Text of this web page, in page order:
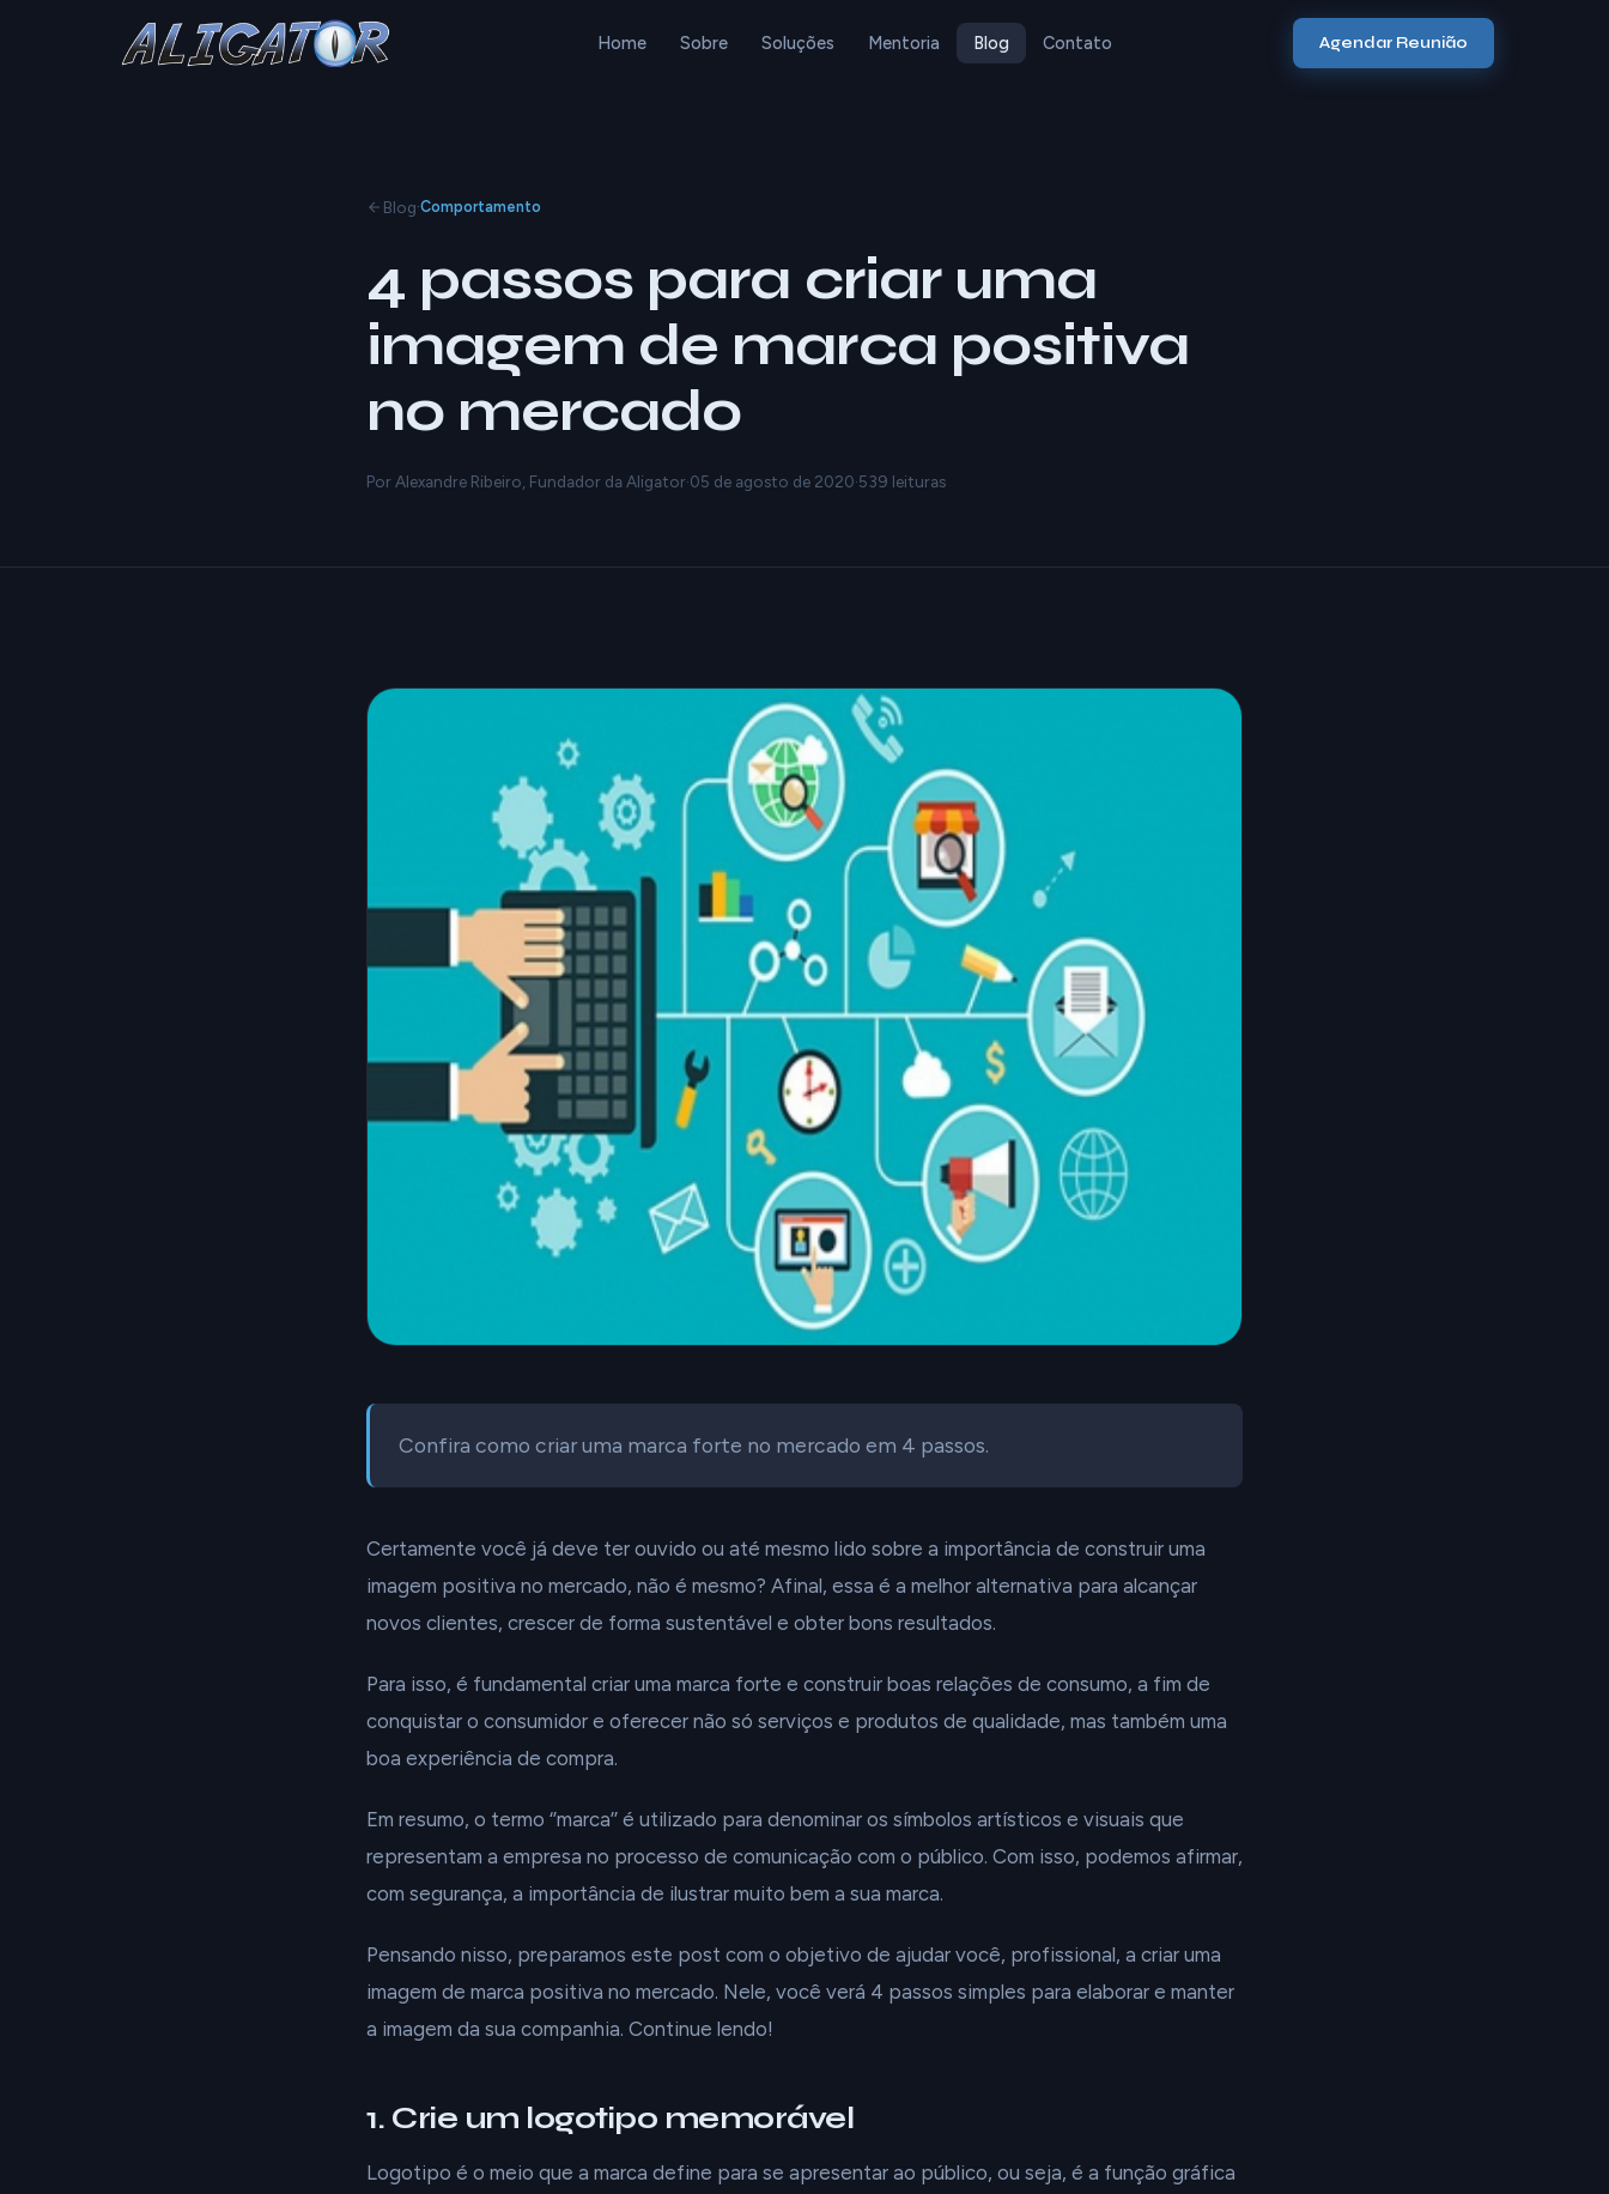
Home Sobre Soluções Mentoria Blog Contato Agendar Reunião
Blog·Comportamento
4 passos para criar uma
imagem de marca positiva
no mercado
Por Alexandre Ribeiro, Fundador da Aligator·05 de agosto de 2020·539 leituras
Confira como criar uma marca forte no mercado em 4 passos.
Certamente você já deve ter ouvido ou até mesmo lido sobre a importância de construir uma
imagem positiva no mercado, não é mesmo? Afinal, essa é a melhor alternativa para alcançar
novos clientes, crescer de forma sustentável e obter bons resultados.
Para isso, é fundamental criar uma marca forte e construir boas relações de consumo, a fim de
conquistar o consumidor e oferecer não só serviços e produtos de qualidade, mas também uma
boa experiência de compra.
Em resumo, o termo ‘’marca’’ é utilizado para denominar os símbolos artísticos e visuais que
representam a empresa no processo de comunicação com o público. Com isso, podemos afirmar,
com segurança, a importância de ilustrar muito bem a sua marca.
Pensando nisso, preparamos este post com o objetivo de ajudar você, profissional, a criar uma
imagem de marca positiva no mercado. Nele, você verá 4 passos simples para elaborar e manter
a imagem da sua companhia. Continue lendo!
1. Crie um logotipo memorável
Logotipo é o meio que a marca define para se apresentar ao público, ou seja, é a função gráfica